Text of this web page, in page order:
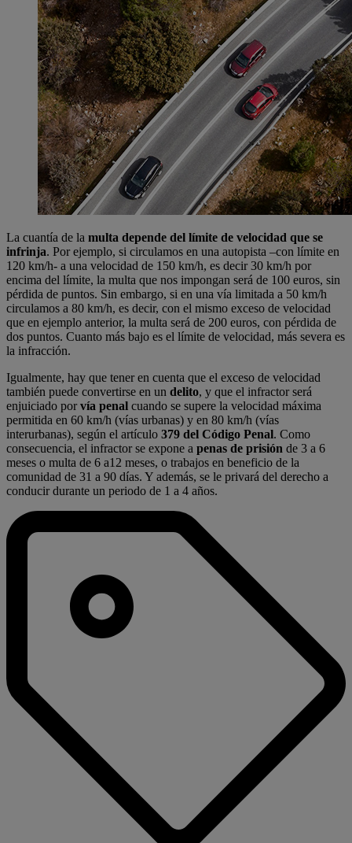
La cuantía de la multa depende del límite de velocidad que se
infrinja. Por ejemplo, si circulamos en una autopista –con límite en
120 km/h- a una velocidad de 150 km/h, es decir 30 km/h por
encima del límite, la multa que nos impongan será de 100 euros, sin
pérdida de puntos. Sin embargo, si en una vía limitada a 50 km/h
circulamos a 80 km/h, es decir, con el mismo exceso de velocidad
que en ejemplo anterior, la multa será de 200 euros, con pérdida de
dos puntos. Cuanto más bajo es el límite de velocidad, más severa es
la infracción.
Igualmente, hay que tener en cuenta que el exceso de velocidad
también puede convertirse en un delito, y que el infractor será
enjuiciado porvía penal cuando se supere la velocidad máxima
permitida en 60 km/h (vías urbanas) y en 80 km/h (vías
interurbanas), según el artículo 379 del Código Penal. Como
consecuencia, el infractor se expone a penas de prisión de 3 a 6
meses o multa de 6 a12 meses, o trabajos en beneficio de la
comunidad de 31 a 90 días. Y además, se le privará del derecho a
conducir durante un periodo de 1 a 4 años.